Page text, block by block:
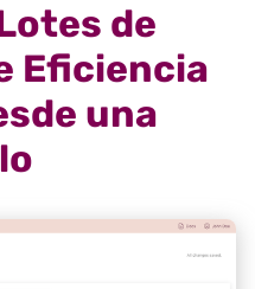
de
Eficiencia
una